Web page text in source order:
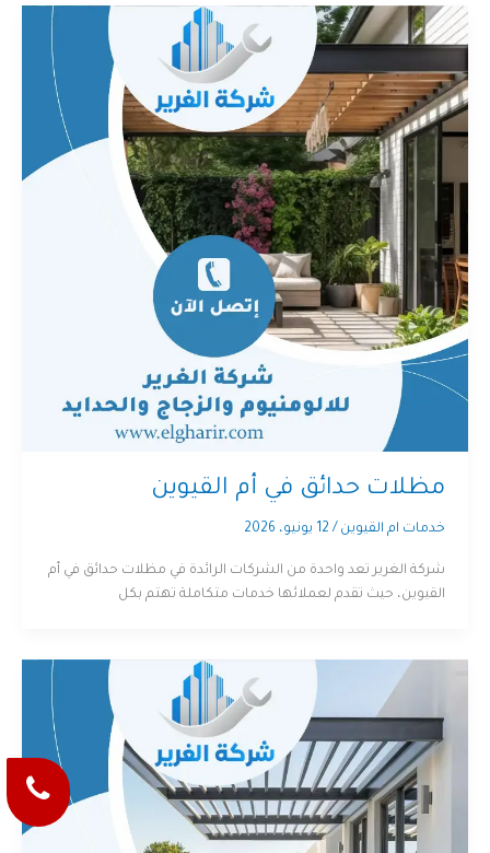
مظلات حدائق في أم القيوين
خدمات ام القيوين / 12 يونيو، 2026
شركة الغرير تعد واحدة من الشركات الرائدة في مظلات حدائق في أم
القيوين، حيث تقدم لعملائها خدمات متكاملة تهتم بكل